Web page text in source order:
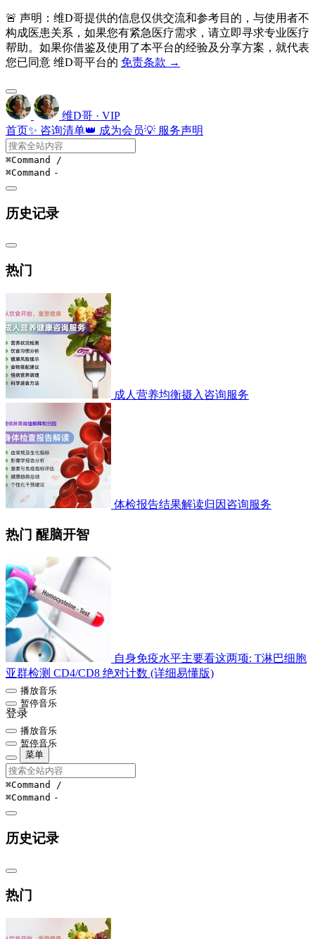
🚨 声明：维D哥提供的信息仅供交流和参考目的，与使用者不
构成医患关系，如果您有紧急医疗需求，请立即寻求专业医疗
帮助。如果你借鉴及使用了本平台的经验及分享方案，就代表
您已同意 维D哥平台的 免责条款 →
维D哥 · VIP
首页✨ 咨询清单👑 成为会员💡 服务声明
⌘Command /
⌘Command -
历史记录
热门
成人营养均衡摄入咨询服务
体检报告结果解读归因咨询服务
热门 醒脑开智
自身免疫水平主要看这两项: T淋巴细胞
亚群检测 CD4/CD8 绝对计数 (详细易懂版)
播放音乐
暂停音乐
登录
播放音乐
暂停音乐
菜单
⌘Command /
⌘Command -
历史记录
热门